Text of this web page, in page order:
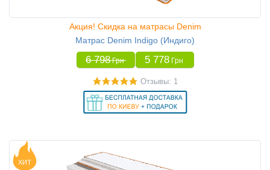
Акция! Скидка на матрасы Denim
Матрас Denim Indigo (Индиго)
6 798 Грн 5 778 Грн
Отзывы: 1
ХИТ